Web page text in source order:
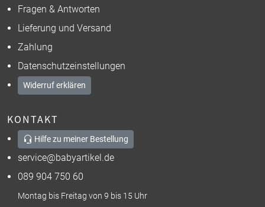
Fragen & Antworten
Lieferung und Versand
Zahlung
Datenschutzeinstellungen
Widerruf erklären
KONTAKT
Hilfe zu meiner Bestellung
service@babyartikel.de
089 904 750 60
Montag bis Freitag von 9 bis 15 Uhr